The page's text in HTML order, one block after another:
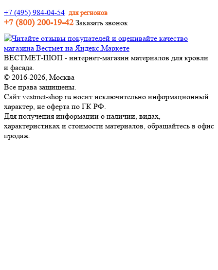
+7 (495) 984-04-54 для регионов
+7 (800) 200-19-42 Заказать звонок
ВЕСТМЕТ-ШОП - интернет-магазин материалов для кровли
и фасада.
© 2016-2026, Москва
Все права защищены.
Сайт vestmet-shop.ru носит исключительно информационный
характер, не оферта по ГК РФ.
Для получения информации о наличии, видах,
характеристиках и стоимости материалов, обращайтесь в офис
продаж.